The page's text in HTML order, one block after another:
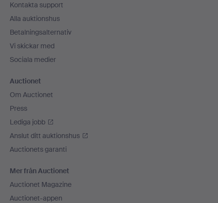
Kontakta support
Alla auktionshus
Betalningsalternativ
Vi skickar med
Sociala medier
Auctionet
Om Auctionet
Press
Lediga jobb
Anslut ditt auktionshus
Auctionets garanti
Mer från Auctionet
Auctionet Magazine
Auctionet-appen